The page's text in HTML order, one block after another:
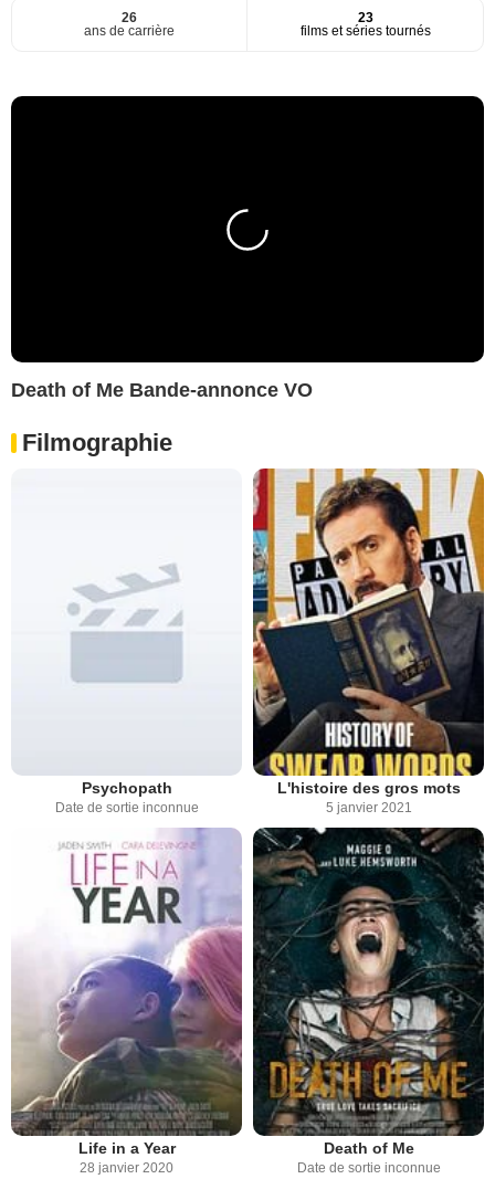
26
ans de carrière
23
films et séries tournés
Death of Me Bande-annonce VO
Filmographie
Psychopath
Date de sortie inconnue
L'histoire des gros mots
5 janvier 2021
Life in a Year
28 janvier 2020
Death of Me
Date de sortie inconnue